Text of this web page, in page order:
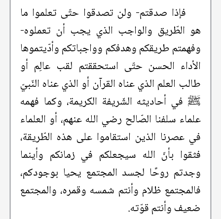
فإذا صدقتم- ولن تصدقوا حتّى تعلموا ما
هو الطّريق والواجب الذي يجب أن تعملوه-
وفهمتم طريقكم وهدفكم وواجباتكم وأدّيتموها
الأداء الحسن حتّى استحققتم لقب عالِم أو
طالب العلم الذي عناه القرآن أو الذي عناه النّبيّ
ﷺ في أحاديثه الشّريفة الكريمة، وكما فهمه
علماء سلفنا الصّالح رضي الله عنهم، أو العلماء
في عصرنا الذين استقاموا على هذه الطّريقة،
فثقوا بأنّ الله سيجعلكم في زمانكم وأينما
وجدتم روحًا لجسد المجتمع يحيا بوجودكم،
فالمجتمع ظلام وأنتم شمسه وقمره، والمجتمع
ضعيف وأنتم قوّته.